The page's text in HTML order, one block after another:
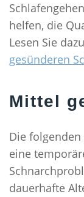
helfen, die
Lesen Sie
gesünderen
Mittel
Die
eine
dauerhafte